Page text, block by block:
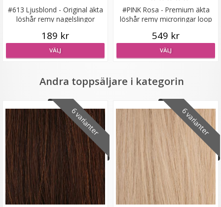
Mizzy Tangler brush - Zebramönster lila
★★ ★★
#613 Ljusblond - Original äkta
löshår remy nagelslingor
189 kr
VÄLJ
#PINK Rosa - Premium äkta
löshår remy microringar loop
549 kr
VÄLJ
Andra toppsäljare i kategorin
6 varianter 6 varianter